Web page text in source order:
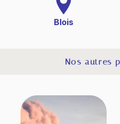
Blois
Nos autres